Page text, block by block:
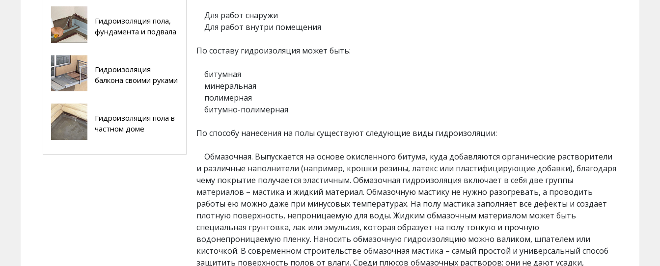
Стяжки
Клеи для напольных покрытий
Грунты
ИЗОЛЯЦИЯ
Гидро- и пароизоляции
Сопутствующие товары
УСТРОЙСТВО ЛШСУ
Гидроизоляция пола,
фундамента и подвала
Гидроизоляция
балкона своими руками
Гидроизоляция пола в
частном доме
Для работ снаружи
Для работ внутри помещения
По составу гидроизоляция может быть:
битумная
минеральная
полимерная
битумно-полимерная
По способу нанесения на полы существуют следующие виды гидроизоляции:
Обмазочная. Выпускается на основе окисленного битума, куда добавляются органические растворители
и различные наполнители (например, крошки резины, латекс или пластифицирующие добавки), благодаря
чему покрытие получается эластичным. Обмазочная гидроизоляция включает в себя две группы
материалов – мастика и жидкий материал. Обмазочную мастику не нужно разогревать, а проводить
работы ею можно даже при минусовых температурах. На полу мастика заполняет все дефекты и создает
плотную поверхность, непроницаемую для воды. Жидким обмазочным материалом может быть
специальная грунтовка, лак или эмульсия, которая образует на полу тонкую и прочную
водонепроницаемую пленку. Наносить обмазочную гидроизоляцию можно валиком, шпателем или
кисточкой. В современном строительстве обмазочная мастика – самый простой и универсальный способ
защитить поверхность полов от влаги. Среди плюсов обмазочных растворов: они не дают усадки,